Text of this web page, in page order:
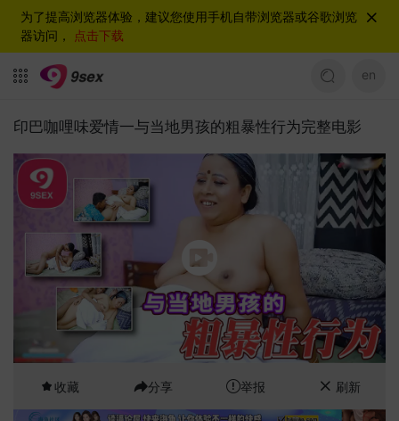
为了提高浏览器体验，建议您使用手机自带浏览器或谷歌浏览
器访问， 点击下载
en
印巴咖哩味爱情一与当地男孩的粗暴性行为完整电影
收藏 分享 举报 刷新